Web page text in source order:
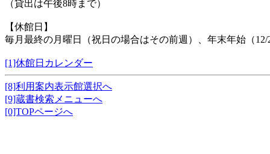
（貸出は午後8時まで）
【休館日】
毎月最終の月曜日（祝日の場合はその前週）、年末年始（12/
[1]休館日カレンダー
[8]利用案内表示館選択へ
[9]蔵書検索メニューへ
[0]TOPページへ